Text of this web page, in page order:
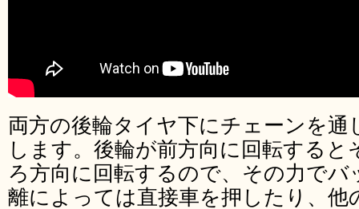
両方の後輪タイヤ下にチェーンを
します。後輪が前方向に回転する
ろ方向に回転するので、その力で
離によっては直接車を押したり、他